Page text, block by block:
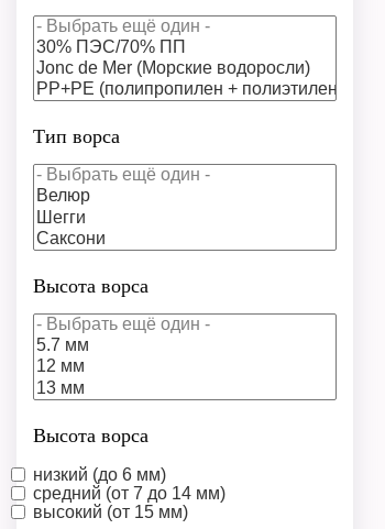
Тип ворса
Высота ворса
Высота ворса
низкий (до 6 мм)
средний (от 7 до 14 мм)
высокий (от 15 мм)